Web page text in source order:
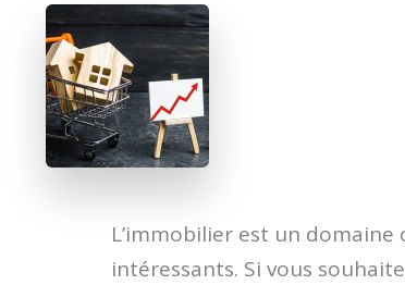
​L’immobilier est un
intéressants. Si vous